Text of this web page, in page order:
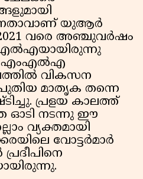
യുആർ
2021 വരെ അഞ്ചുവർഷം
എംഎൽഎ
വികസന
മാതൃക തന്നെ
പ്രളയ കാലത്ത്‌
ഓടി നടന്നു ഈ
വ്യക്തമായി
വോട്ടർമാർ